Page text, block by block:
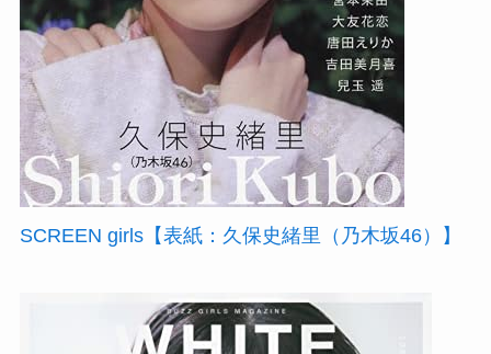
SCREEN girls【表紙：久保史緒里（乃木坂46）】